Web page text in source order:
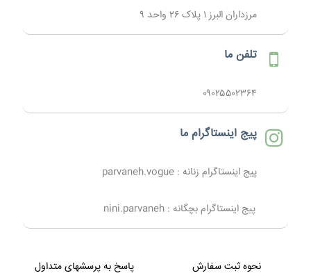
مرزداران البرز ۱ پلاک ۲۶ واحد ۹
تلفن ما
۰۹۰۲۵۵۰۲۳۶۴
پیج اینستاگرام ما
پیج اینستاگرام زنانه : parvaneh.vogue
پیج اینستاگرام بچگانه : nini.parvaneh
نحوه ثبت سفارش پاسخ به پرسشهای متداول